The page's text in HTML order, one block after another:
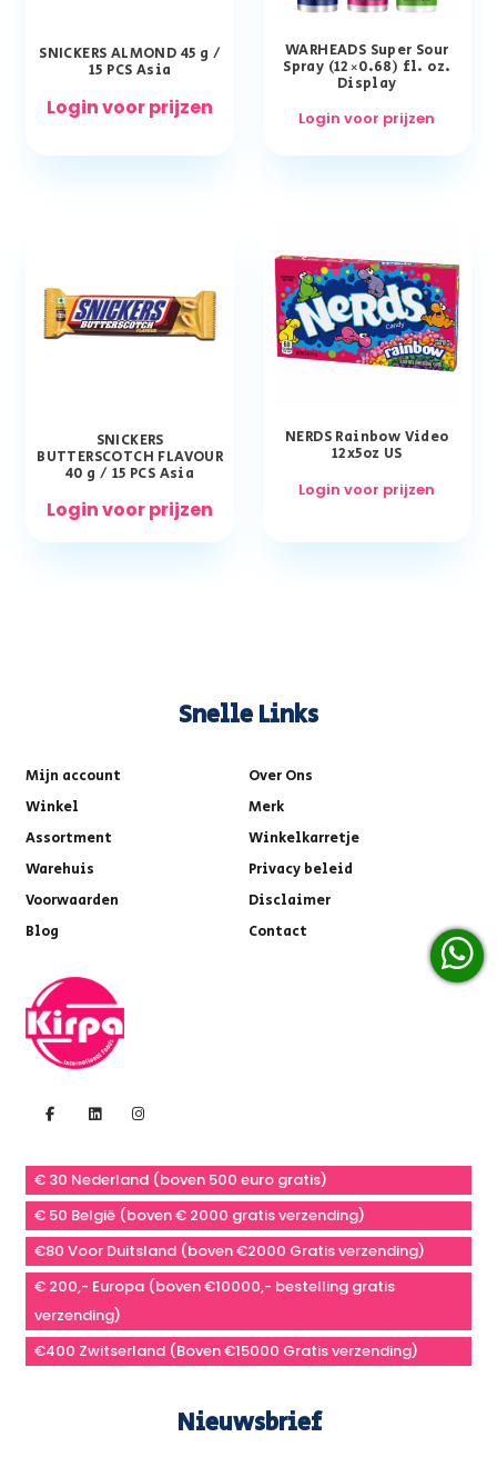
SNICKERS ALMOND 45 g /
15 PCS Asia
Login voor prijzen
WARHEADS Super Sour
Spray (12×0.68) fl. oz.
Display
Login voor prijzen
SNICKERS
BUTTERSCOTCH FLAVOUR
40 g / 15 PCS Asia
Login voor prijzen
NERDS Rainbow Video
12x5oz US
Login voor prijzen
Snelle Links
Mijn account
Over Ons
Winkel
Merk
Assortment
Winkelkarretje
Warehuis
Privacy beleid
Voorwaarden
Disclaimer
Blog
Contact
€ 30 Nederland (boven 500 euro gratis)
€ 50 België (boven € 2000 gratis verzending)
€80 Voor Duitsland (boven €2000 Gratis verzending)
€ 200,- Europa (boven €10000,- bestelling gratis
verzending)
€400 Zwitserland (Boven €15000 Gratis verzending)
Nieuwsbrief